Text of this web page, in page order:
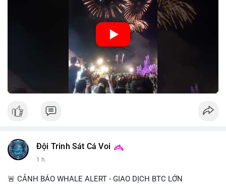
tiêu. Tuy nhiên, sự ưu tiên giải trí có thể ảnh hưởng đến tỷ lệ
tiết kiệm hoặc đầu tư vào crypto nếu người tiêu dùng chuyển
🎥 Xem video trực tiếp tại:
Nguồn: Đồng Tâm
Đội Trinh Sát Cá Voi
1 h
🚨 CẢNH BÁO WHALE ALERT - GIAO DỊCH BTC LỚN